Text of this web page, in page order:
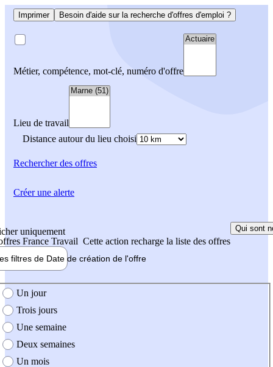
Imprimer Besoin d'aide sur la recherche d'offres d'emploi ?
Métier, compétence, mot-clé, numéro d'offre
Lieu de travail
Distance autour du lieu choisi
Rechercherdes offres
uniquement
France Travail Cette action recharge la liste des offres
Qui sont
filtres de Date de création de l'offre
création de l'offre
Un jour
Trois jours
Une semaine
Deux semaines
Un mois
Créer une alerte